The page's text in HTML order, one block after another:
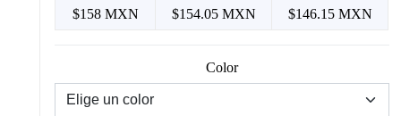
$158 MXN $154.05 MXN $146.15 MXN
Color